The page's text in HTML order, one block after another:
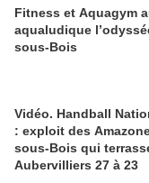
Fitness et Aquagym
aqualudique
sous-Bois
Vidéo. Handball
: exploit des
sous-Bois qui
Aubervilliers 27 à 23